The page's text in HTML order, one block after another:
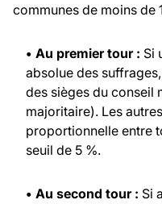
communes de moins de
• Au premier tour : Si
absolue des
des sièges du conseil
majoritaire). Les
proportionnelle entre
seuil de 5 %.
• Au second tour : Si